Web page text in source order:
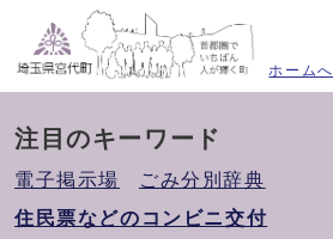
ホームへ
注目のキーワード
電子掲示場
ごみ分別辞典
住民票などのコンビニ交付